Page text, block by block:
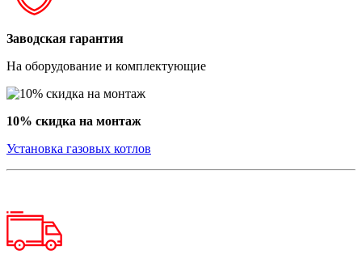
Заводская гарантия
На оборудование и комплектующие
10% скидка на монтаж
Установка газовых котлов